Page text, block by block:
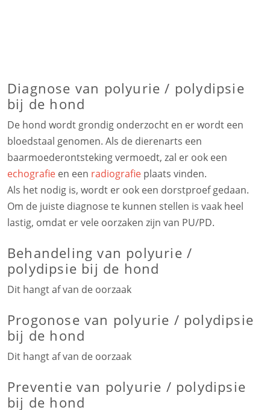
Diagnose van polyurie / polydipsie
bij de hond
De hond wordt grondig onderzocht en er wordt een
bloedstaal genomen. Als de dierenarts een
baarmoederontsteking vermoedt, zal er ook een
echografie en een radiografie plaats vinden.
Als het nodig is, wordt er ook een dorstproef gedaan.
Om de juiste diagnose te kunnen stellen is vaak heel
lastig, omdat er vele oorzaken zijn van PU/PD.
Behandeling van polyurie /
polydipsie bij de hond
Dit hangt af van de oorzaak
Progonose van polyurie / polydipsie
bij de hond
Dit hangt af van de oorzaak
Preventie van polyurie / polydipsie
bij de hond